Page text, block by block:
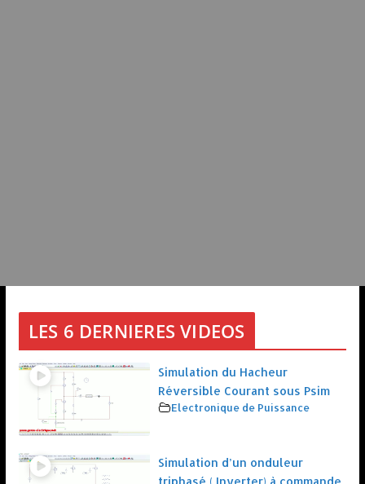
LES 6 DERNIERES VIDEOS
Simulation du Hacheur
Réversible Courant sous Psim
Electronique de Puissance
Simulation d’un onduleur